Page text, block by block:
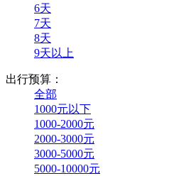
6天
7天
8天
9天以上
出行预算：
全部
1000元以下
1000-2000元
2000-3000元
3000-5000元
5000-10000元